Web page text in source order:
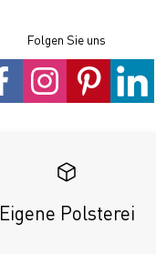
Folgen Sie uns
Eigene Polsterei